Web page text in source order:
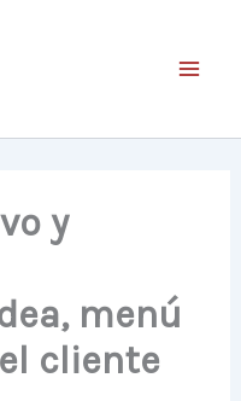
y
menú
cliente